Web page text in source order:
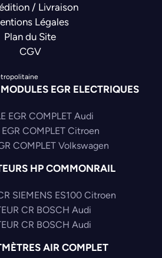
/ Livraison
Légales
Plan du Site
CGV
EGR ELECTRIQUES
EGR COMPLET Audi
COMPLET Citroen
COMPLET Volkswagen
HP COMMONRAIL
SIEMENS ES100 Citroen
CR BOSCH Audi
CR BOSCH Audi
AIR COMPLET